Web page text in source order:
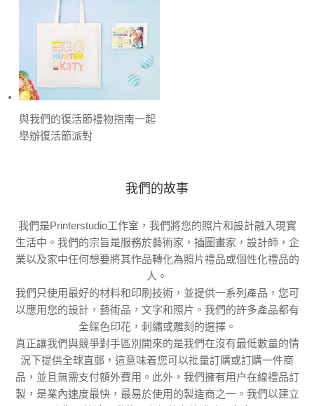
與我們的復活節禮物指南一起
舉辦復活節派對
我們的故事
我們是Printerstudio工作室，我們將您的照片和設計融入現實
生活中。我們的宗旨是服務於藝術家，插圖畫家，設計師，企
業以及家中任何想要將其作品轉化為照片禮品或個性化禮品的
人。
我們只使用最好的材料和印刷技術，並提供一系列產品，您可
以應用您的設計，藝術品，文字和照片。我們的許多產品都有
全綵色印花，刺繡或雕刻的選擇。
真正讓我們與競爭對手區別開來的是我們在沒有最低數量的情
況下提供全球直郵，這意味着您可以批量訂購或訂購一件商
品，並且無需支付額外費用。此外，我們擁有用户在線禮品訂
製，是業內速度最快，最易於使用的製造商之一。我們以建立